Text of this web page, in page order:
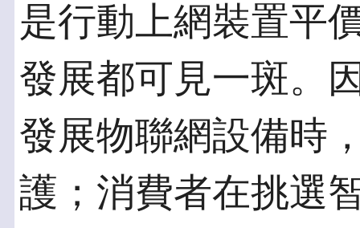
是行動上網裝置平
發展都可見一斑。
發展物聯網設備時
護；消費者在挑選